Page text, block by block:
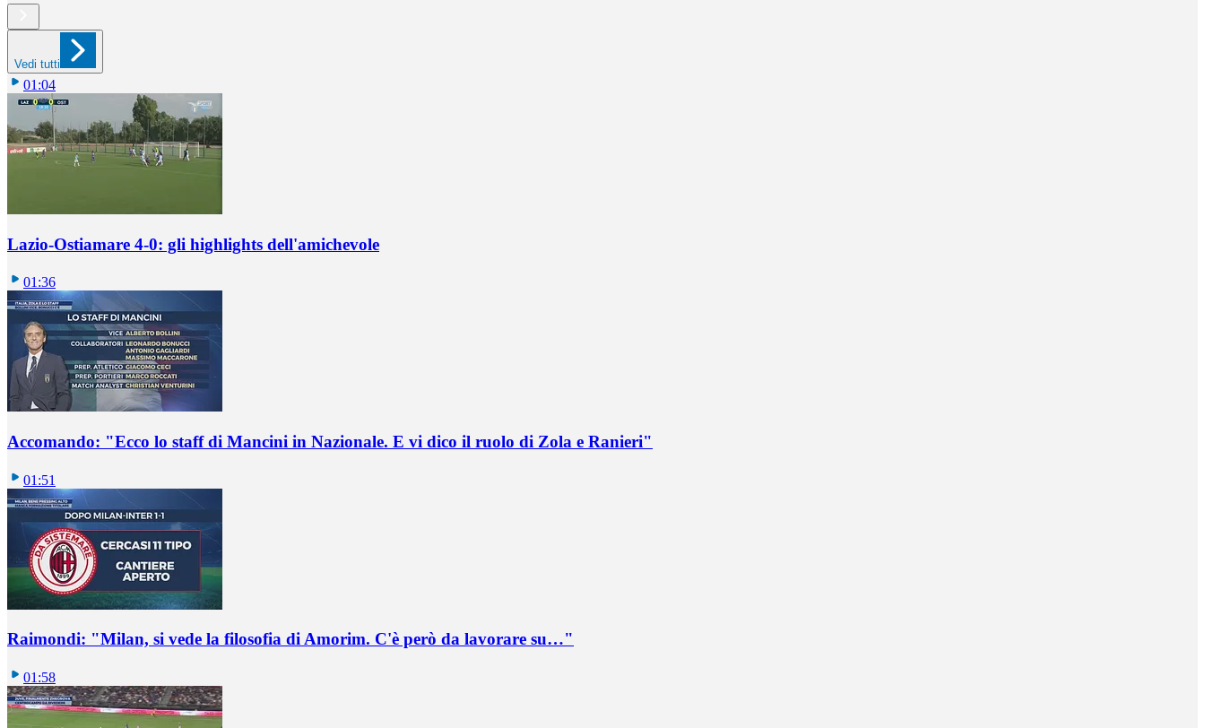
Vedi tutti
01:04
Lazio-Ostiamare 4-0: gli highlights dell'amichevole
01:36
Accomando: "Ecco lo staff di Mancini in Nazionale. E vi dico il ruolo di Zola e Ranieri"
01:51
Raimondi: "Milan, si vede la filosofia di Amorim. C'è però da lavorare su…"
01:58